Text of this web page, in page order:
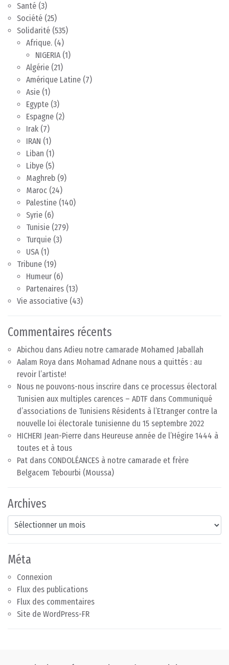
Santé (3)
Société (25)
Solidarité (535)
Afrique. (4)
NIGERIA(1)
Algérie (21)
Amérique Latine (7)
Asie (1)
Egypte (3)
Espagne (2)
Irak (7)
IRAN (1)
Liban (1)
Libye (5)
Maghreb (9)
Maroc (24)
Palestine (140)
Syrie (6)
Tunisie (279)
Turquie (3)
USA(1)
Tribune (19)
Humeur (6)
Partenaires (13)
Vie associative (43)
Commentaires récents
Abichou dans Adieu notre camarade Mohamed Jaballah
Aalam Roya dans Mohamad Adnane nous a quittés : au
revoir l’artiste!
Nous ne pouvons-nous inscrire dans ce processus électoral
Tunisien aux multiples carences – ADTF dans Communiqué
d’associations de Tunisiens Résidents à l’Etranger contre la
nouvelle loi électorale tunisienne du 15 septembre 2022
HICHERI Jean-Pierre dans Heureuse année de l’Hégire 1444 à
toutes et à tous
Pat dans CONDOLÉANCES à notre camarade et frère
Belgacem Tebourbi (Moussa)
Archives
Archives
Méta
Connexion
Flux des publications
Flux des commentaires
Site de WordPress-FR